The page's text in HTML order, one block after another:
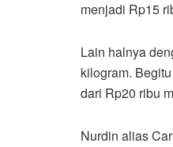
menjadi Rp15
Lain halnya
kilogram.
dari Rp20 ribu
Nurdin alias